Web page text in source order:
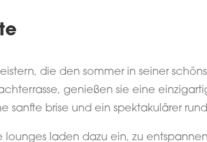
die den sommer in seiner
genießen sie eine
sanfte brise und ein spektakulärer
laden dazu ein, zu